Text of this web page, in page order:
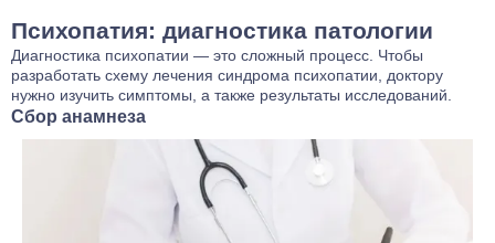
Психопатия: диагностика патологии
Диагностика психопатии — это сложный процесс. Чтобы
разработать схему лечения синдрома психопатии, доктору
нужно изучить симптомы, а также результаты исследований.
Сбор анамнеза